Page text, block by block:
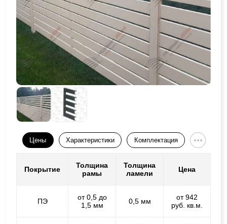
Цены Характеристики Комплектация
Покрытие
Толщина
рамы
Толщина
ламели
Цена
ПЭ
от 0,5 до
1,5 мм
0,5 мм
от 942
руб. кв.м.